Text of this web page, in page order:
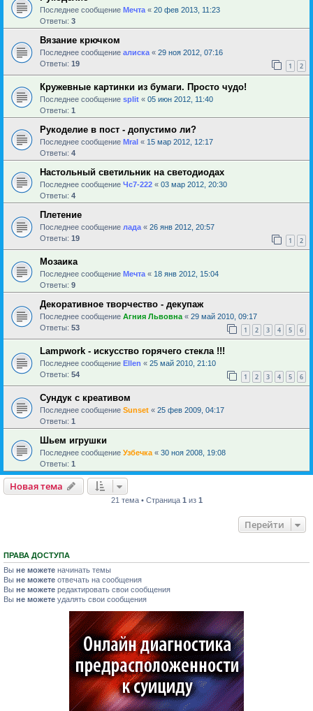
Последнее сообщение Мечта « 20 фев 2013, 11:23
Ответы: 3
Вязание крючком
Последнее сообщение алиска « 29 ноя 2012, 07:16
Ответы: 19 1 2
Кружевные картинки из бумаги. Просто чудо!
Последнее сообщение sрlit « 05 июн 2012, 11:40
Ответы: 1
Рукоделие в пост - допустимо ли?
Последнее сообщение Mral « 15 мар 2012, 12:17
Ответы: 4
Настольный светильник на светодиодах
Последнее сообщение Чс7-222 « 03 мар 2012, 20:30
Ответы: 4
Плетение
Последнее сообщение лада « 26 янв 2012, 20:57
Ответы: 19 1 2
Мозаика
Последнее сообщение Мечта « 18 янв 2012, 15:04
Ответы: 9
Декоративное творчество - декупаж
Последнее сообщение Агния Львовна « 29 май 2010, 09:17
Ответы: 53 1 2 3 4 5 6
Lampwork - искусство горячего стекла !!!
Последнее сообщение Ellen « 25 май 2010, 21:10
Ответы: 54 1 2 3 4 5 6
Сундук с креативом
Последнее сообщение Sunset « 25 фев 2009, 04:17
Ответы: 1
Шьем игрушки
Последнее сообщение Узбечка « 30 ноя 2008, 19:08
Ответы: 1
Новая тема
21 тема • Страница 1 из 1
Перейти
ПРАВА ДОСТУПА
Вы не можете начинать темы
Вы не можете отвечать на сообщения
Вы не можете редактировать свои сообщения
Вы не можете удалять свои сообщения